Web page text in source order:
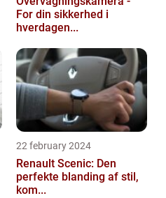
For din sikkerhed i
hverdagen...
22 february 2024
Renault Scenic: Den
perfekte blanding af stil,
kom...